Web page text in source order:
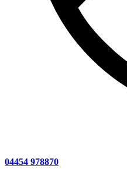
04454 978870